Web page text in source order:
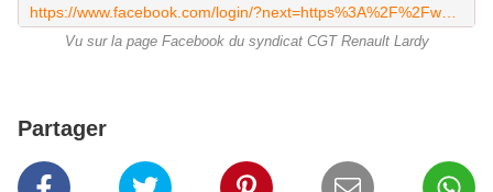
Vu sur la page Facebook du syndicat CGT Renault Lardy
Partager